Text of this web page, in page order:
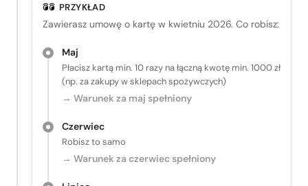
PRZYKŁAD
Zawierasz umowę o kartę w kwietniu 2026. Co robisz:
Maj
Płacisz kartą min. 10 razy na łączną kwotę min. 1000 zł
(np. za zakupy w sklepach spożywczych)
→ Warunek za maj spełniony
Czerwiec
Robisz to samo
→ Warunek za czerwiec spełniony